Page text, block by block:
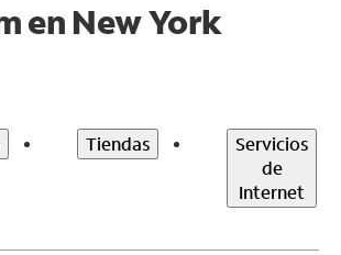
en New York
Tiendas
Servicios
de
Internet